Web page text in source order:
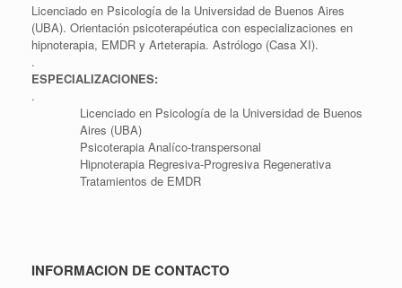
Licenciado en Psicología de la Universidad de Buenos Aires
(UBA). Orientación psicoterapéutica con especializaciones en
hipnoterapia, EMDR y Arteterapia. Astrólogo (Casa XI).
.
ESPECIALIZACIONES:
.
Licenciado en Psicología de la Universidad de Buenos
Aires (UBA)
Psicoterapia Analíco-transpersonal
Hipnoterapia Regresiva-Progresiva Regenerativa
Tratamientos de EMDR
INFORMACION DE CONTACTO